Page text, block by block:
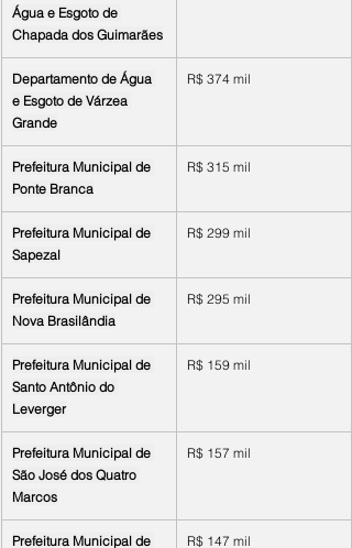
Água e Esgoto de
Chapada dos Guimarães
Departamento de Água
e Esgoto de Várzea
Grande
R$ 374 mil
Prefeitura Municipal de
Ponte Branca
R$ 315 mil
Prefeitura Municipal de
Sapezal
R$ 299 mil
Prefeitura Municipal de
Nova Brasilândia
R$ 295 mil
Prefeitura Municipal de
Santo Antônio do
Leverger
R$ 159 mil
Prefeitura Municipal de
São José dos Quatro
Marcos
R$ 157 mil
Prefeitura Municipal de R$ 147 mil